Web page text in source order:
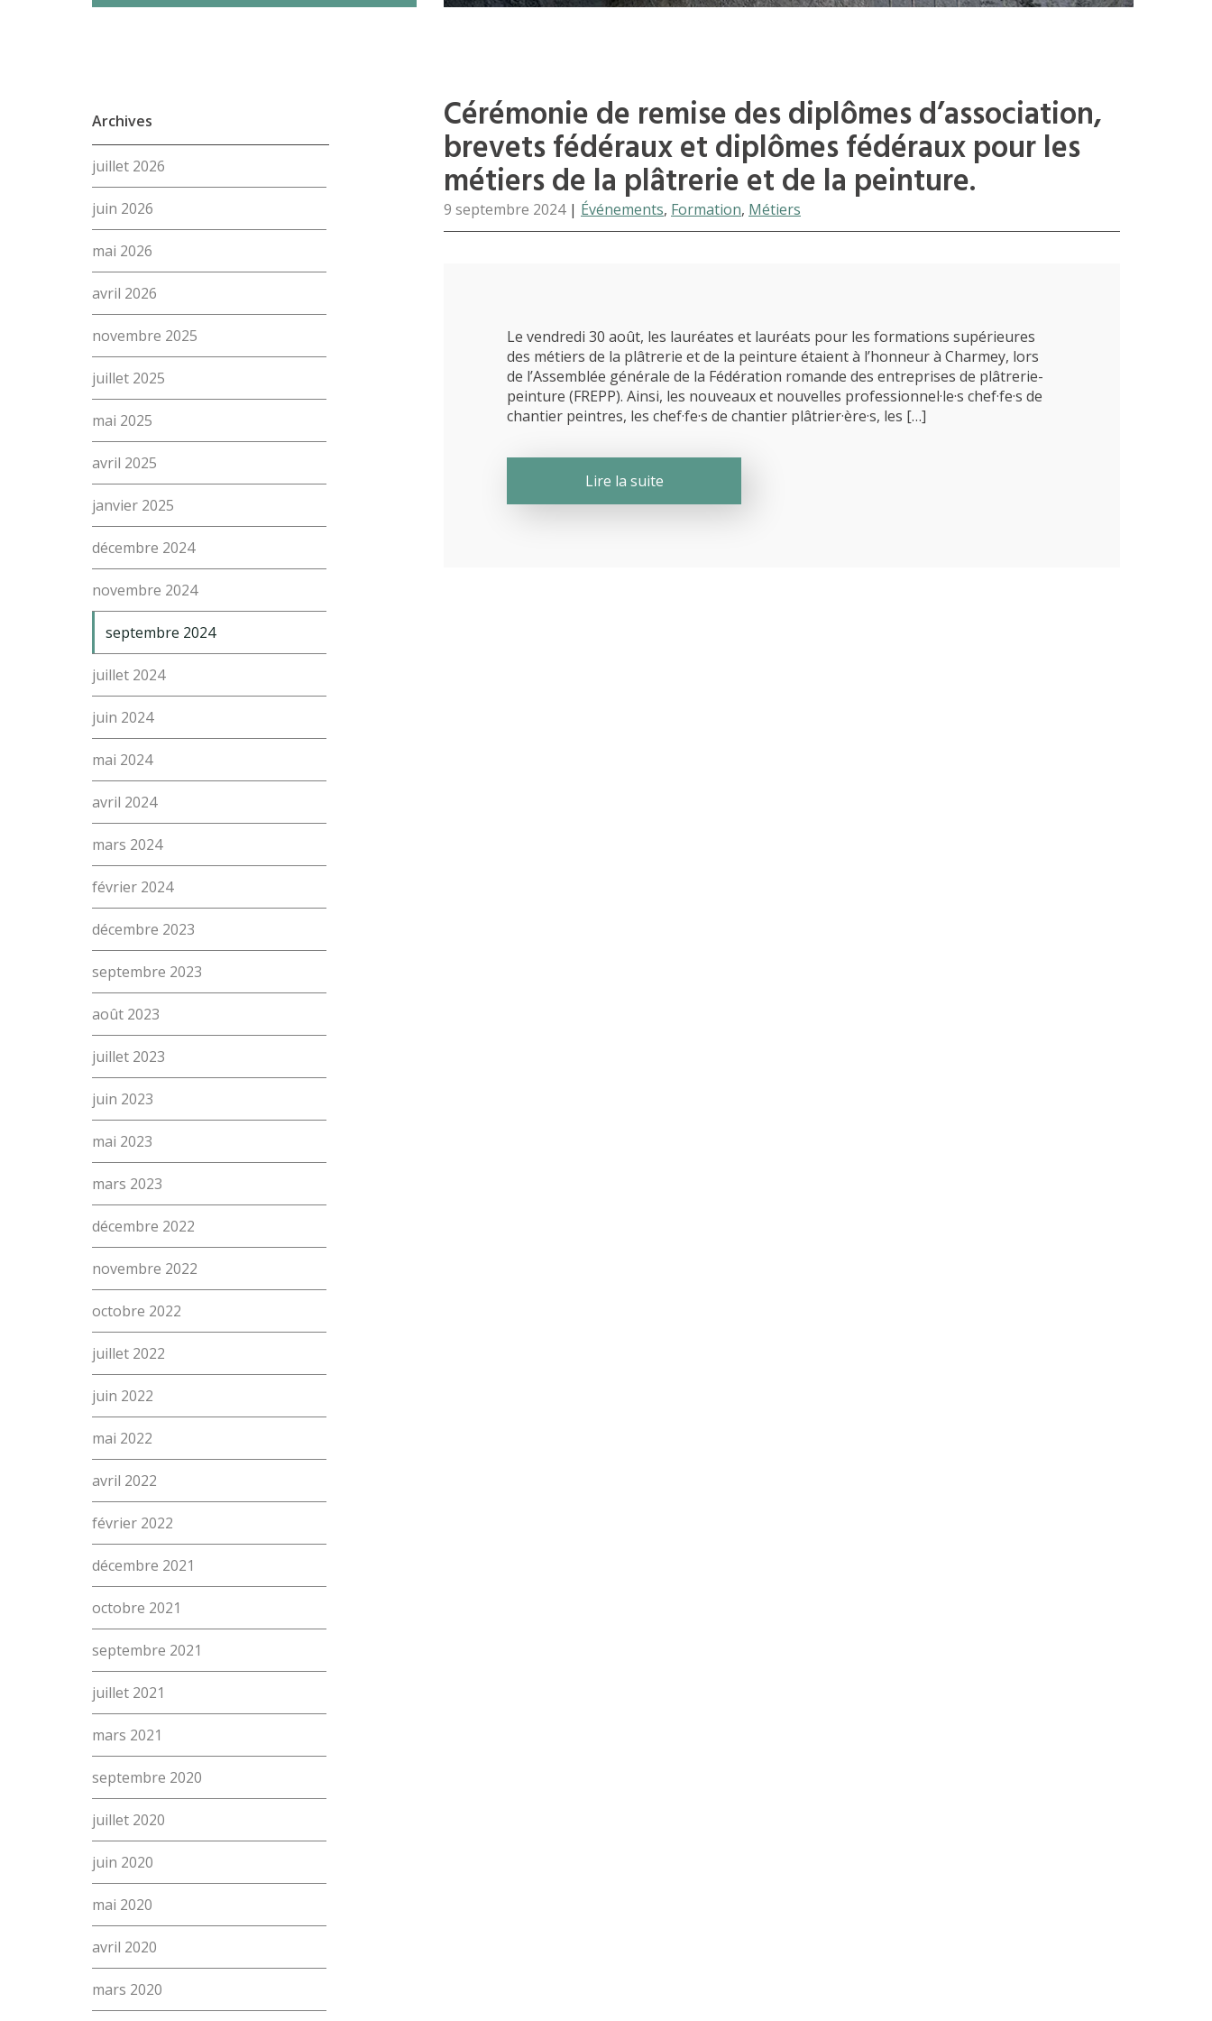
L’école
Formations
Promotion des métiers
Métiers
Actualités
Contact
Emploi
proFonds
Cours interentreprises
Tests d’aptitudes
Accès et plan de l’école
Liens utiles
Recherche
(Par exemple: un métier ou une formation)
Archives
juillet 2026
juin 2026
mai 2026
avril 2026
novembre 2025
juillet 2025
mai 2025
avril 2025
janvier 2025
décembre 2024
novembre 2024
septembre 2024
juillet 2024
juin 2024
mai 2024
avril 2024
mars 2024
février 2024
décembre 2023
septembre 2023
août 2023
juillet 2023
juin 2023
mai 2023
mars 2023
décembre 2022
novembre 2022
octobre 2022
juillet 2022
juin 2022
mai 2022
avril 2022
février 2022
décembre 2021
octobre 2021
septembre 2021
juillet 2021
mars 2021
septembre 2020
juillet 2020
juin 2020
mai 2020
avril 2020
mars 2020
Cérémonie de remise des diplômes d’association,
brevets fédéraux et diplômes fédéraux pour les
métiers de la plâtrerie et de la peinture.
9 septembre 2024| Événements, Formation, Métiers
Le vendredi 30 août, les lauréates et lauréats pour les formations supérieures
des métiers de la plâtrerie et de la peinture étaient à l’honneur à Charmey, lors
de l’Assemblée générale de la Fédération romande des entreprises de plâtrerie-
peinture (FREPP). Ainsi, les nouveaux et nouvelles professionnel·le·s chef·fe·s de
chantier peintres, les chef·fe·s de chantier plâtrier·ère·s, les […]
Lire la suite